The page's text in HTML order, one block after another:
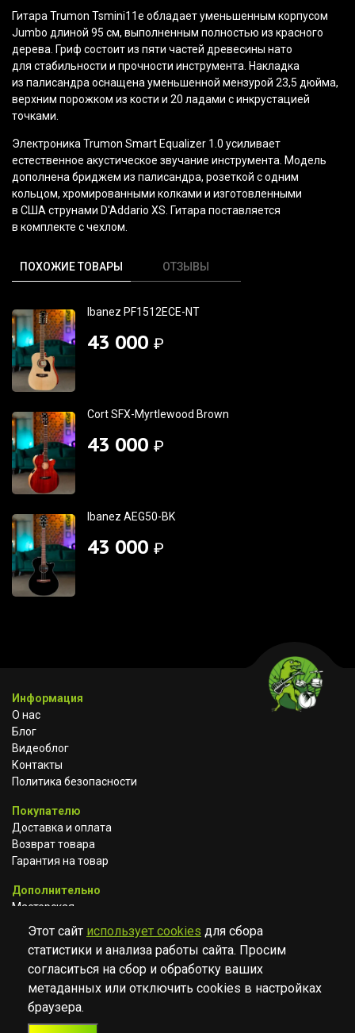
Гитара Trumon Tsmini11e обладает уменьшенным корпусом
Jumbo длиной 95 см, выполненным полностью из красного
дерева. Гриф состоит из пяти частей древесины нато
для стабильности и прочности инструмента. Накладка
из палисандра оснащена уменьшенной мензурой 23,5 дюйма,
верхним порожком из кости и 20 ладами с инкрустацией
точками.
Электроника Trumon Smart Equalizer 1.0 усиливает
естественное акустическое звучание инструмента. Модель
дополнена бриджем из палисандра, розеткой с одним
кольцом, хромированными колками и изготовленными
в США струнами D'Addario XS. Гитара поставляется
в комплекте с чехлом.
ПОХОЖИЕ ТОВАРЫ ОТЗЫВЫ
Ibanez PF1512ECE-NT
43 000 ₽
Cort SFX-Myrtlewood Brown
43 000 ₽
Ibanez AEG50-BK
43 000 ₽
Информация
О нас
Блог
Видеоблог
Контакты
Политика безопасности
Покупателю
Доставка и оплата
Возврат товара
Гарантия на товар
Дополнительно
Мастерская
Сотрудничество
YOUTUBE
© Музыкальный магазин Muzik Room, 2023-2026
Этот сайт использует cookies для сбора
статистики и анализа работы сайта. Просим
согласиться на сбор и обработку ваших
метаданных или отключить cookies в настройках
браузера.